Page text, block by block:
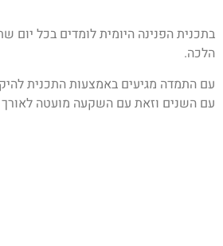
בתכנית הפנינה היומית לומדים בכל יום
הלכה.
עם התמדה מגיעים באמצעות התכנית
עם השנים וזאת עם השקעה מועטה לאורך